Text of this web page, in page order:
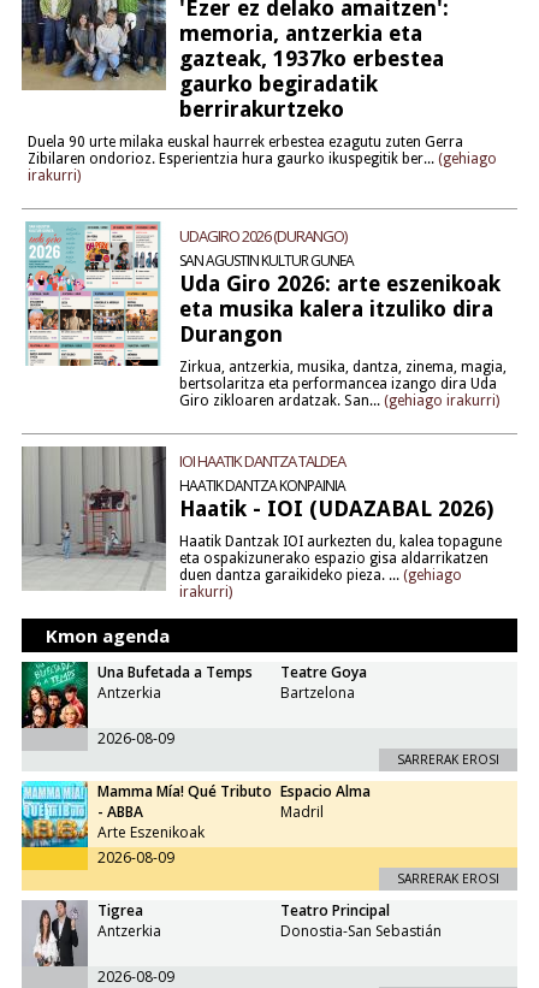
'Ezer ez delako amaitzen':
memoria, antzerkia eta
gazteak, 1937ko erbestea
gaurko begiradatik
berrirakurtzeko
Duela 90 urte milaka euskal haurrek erbestea ezagutu zuten Gerra
Zibilaren ondorioz. Esperientzia hura gaurko ikuspegitik ber... (gehiago
irakurri)
UDAGIRO 2026 (DURANGO)
SAN AGUSTIN KULTUR GUNEA
Uda Giro 2026: arte eszenikoak
eta musika kalera itzuliko dira
Durangon
Zirkua, antzerkia, musika, dantza, zinema, magia,
bertsolaritza eta performancea izango dira Uda
Giro zikloaren ardatzak. San... (gehiago irakurri)
IOI HAATIK DANTZA TALDEA
HAATIK DANTZA KONPAINIA
Haatik - IOI (UDAZABAL 2026)
Haatik Dantzak IOI aurkezten du, kalea topagune
eta ospakizunerako espazio gisa aldarrikatzen
duen dantza garaikideko pieza. ... (gehiago
irakurri)
Kmon agenda
Una Bufetada a Temps
Antzerkia
Teatre Goya
Bartzelona
2026-08-09
SARRERAK EROSI
Mamma Mía! Qué Tributo
- ABBA
Arte Eszenikoak
Espacio Alma
Madril
2026-08-09
SARRERAK EROSI
Tigrea
Antzerkia
Teatro Principal
Donostia-San Sebastián
2026-08-09